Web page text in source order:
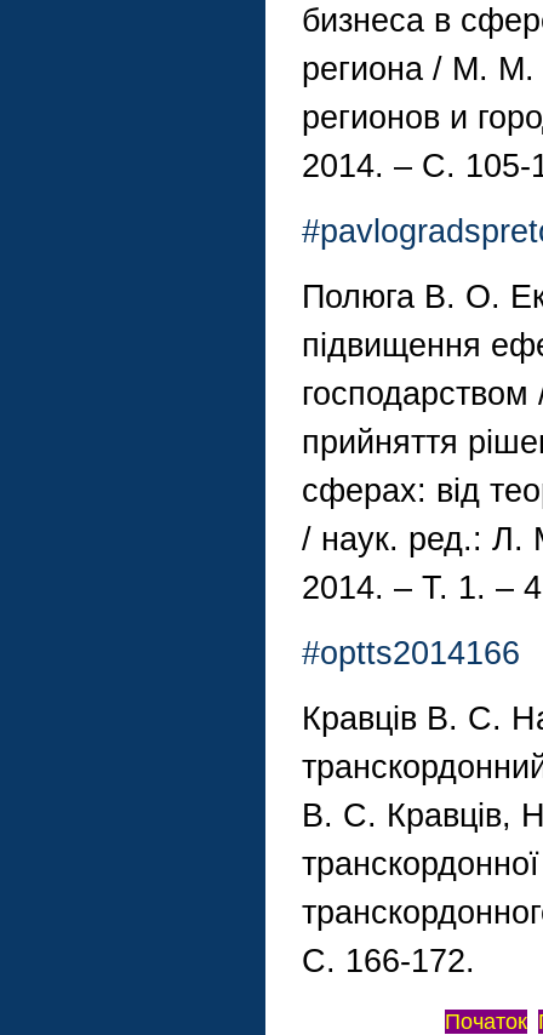
бизнеса в
региона / М.
регионов и
2014. – С. 105-
Полюга В. О.
підвищення
прийняття
сферах: від
/ наук. ред.: Л.
2014. – Т. 1. –
#optts2014166
Кравців В. С.
В. С. Кравців,
С. 166-172.
Початок